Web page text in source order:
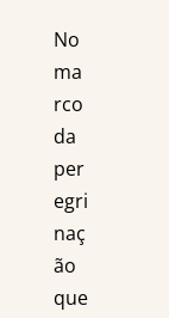
No
ma
rco
da
per
egri
naç
ão
que